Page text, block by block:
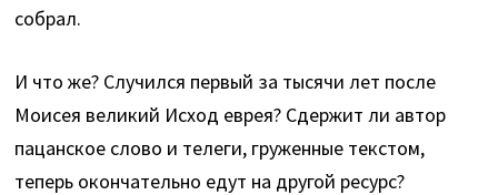
собрал.
И что же? Случился первый за тысячи лет после
Моисея великий Исход еврея? Сдержит ли автор
пацанское слово и телеги, груженные текстом,
теперь окончательно едут на другой ресурс?